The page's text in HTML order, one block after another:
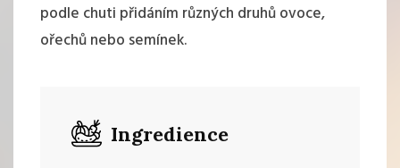
podle chuti přidáním různých druhů ovoce,
ořechů nebo semínek.
Ingredience